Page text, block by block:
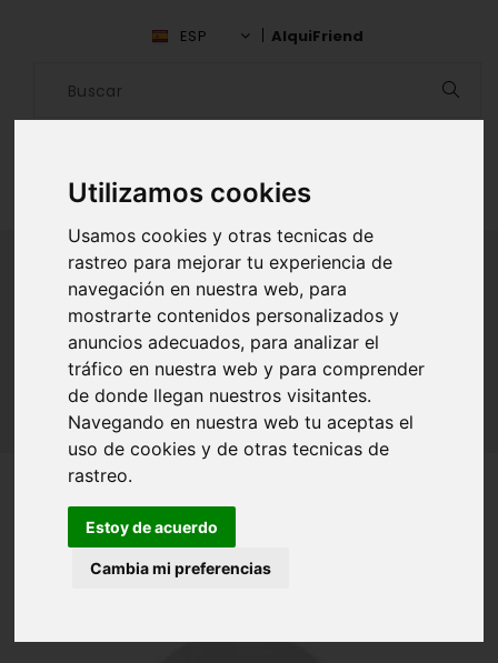
Utilizamos cookies
Usamos cookies y otras tecnicas de
rastreo para mejorar tu experiencia de
navegación en nuestra web, para
mostrarte contenidos personalizados y
anuncios adecuados, para analizar el
tráfico en nuestra web y para comprender
de donde llegan nuestros visitantes.
Navegando en nuestra web tu aceptas el
uso de cookies y de otras tecnicas de
rastreo.
Estoy de acuerdo
Cambia mi preferencias
ESP AlquiFriend
ALQUILAR AMIGO
Inicio Amigos Río Negro Priscila Nieto